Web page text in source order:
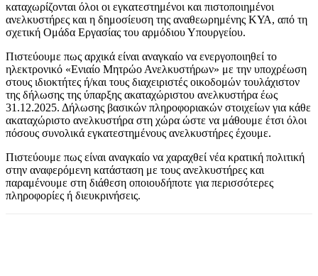
καταχωρίζονται όλοι οι εγκατεστημένοι και πιστοποιημένοι
ανελκυστήρες και η δημοσίευση της αναθεωρημένης ΚΥΑ, από τη
σχετική Ομάδα Εργασίας του αρμόδιου Υπουργείου.
Πιστεύουμε πως αρχικά είναι αναγκαίο να ενεργοποιηθεί το
ηλεκτρονικό «Ενιαίο Μητρώο Ανελκυστήρων» με την υποχρέωση
στους ιδιοκτήτες ή/και τους διαχειριστές οικοδομών τουλάχιστον
της δήλωσης της ύπαρξης ακαταχώριστου ανελκυστήρα έως
31.12.2025. Δήλωσης βασικών πληροφοριακών στοιχείων για κάθε
ακαταχώριστο ανελκυστήρα στη χώρα ώστε να μάθουμε έτσι όλοι
πόσους συνολικά εγκατεστημένους ανελκυστήρες έχουμε.
Πιστεύουμε πως είναι αναγκαίο να χαραχθεί νέα κρατική πολιτική
στην αναφερόμενη κατάσταση με τους ανελκυστήρες και
παραμένουμε στη διάθεση οποιουδήποτε για περισσότερες
πληροφορίες ή διευκρινήσεις.